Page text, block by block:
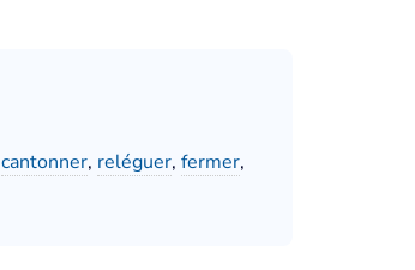
cantonner, reléguer, fermer,